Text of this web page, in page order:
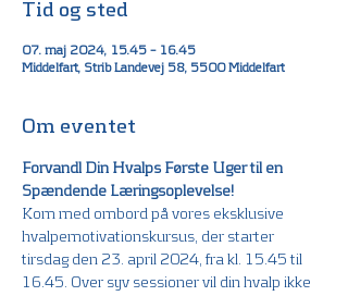
Tid og sted
07. maj 2024, 15.45 – 16.45
Middelfart, Strib Landevej 58, 5500 Middelfart
Om eventet
Forvandl Din Hvalps Første Uger til en
Spændende Læringsoplevelse!
Kom med ombord på vores eksklusive
hvalpemotivationskursus, der starter
tirsdag den 23. april 2024, fra kl. 15.45 til
16.45. Over syv sessioner vil din hvalp ikke